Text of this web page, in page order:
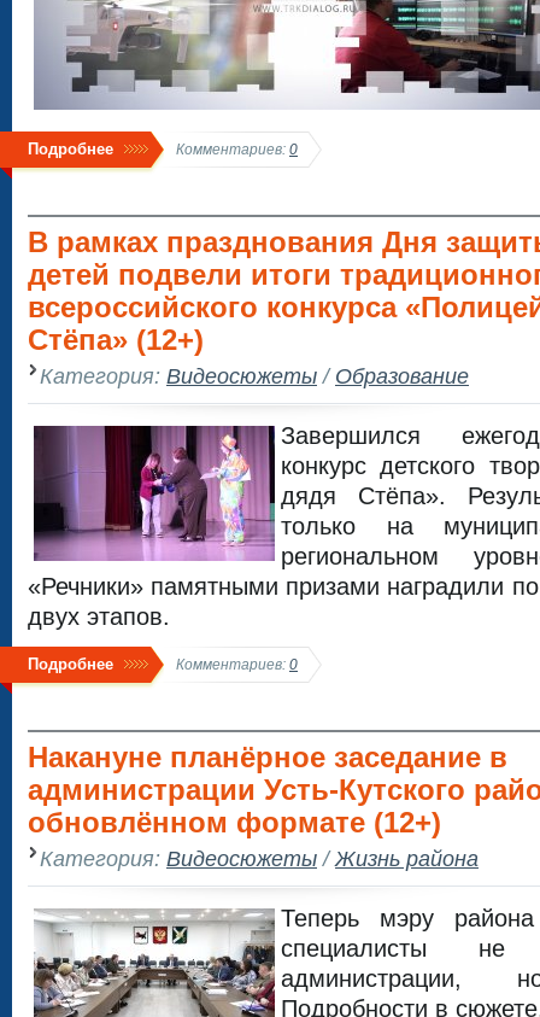
Подробнее Комментариев: 0
В рамках празднования Дня
детей подвели итоги
всероссийского конкурса
Стёпа» (12+)
Категория: Видеосюжеты/Образование
Завершился
конкурс детского
дядя Стёпа».
только на
региональном
«Речники» памятными призами наградили
двух этапов.
Подробнее Комментариев: 0
Накануне планёрное заседание в
администрации Усть-Кутского
обновлённом формате (12+)
Категория: Видеосюжеты/Жизнь района
Теперь мэру района
специалисты не
Подробности в